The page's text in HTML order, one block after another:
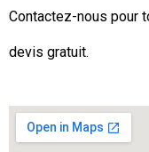
Contactez-nous pour
devis gratuit.